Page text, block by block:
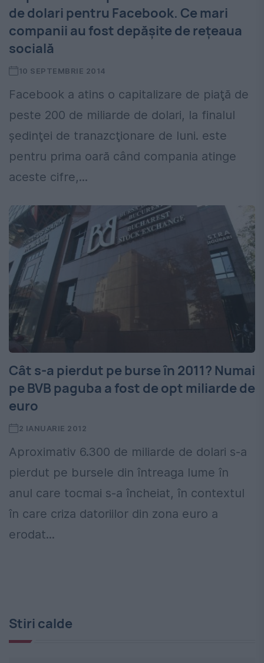
de dolari pentru Facebook. Ce mari
companii au fost depăşite de reţeaua
socială
10 SEPTEMBRIE 2014
Facebook a atins o capitalizare de piaţă de
peste 200 de miliarde de dolari, la finalul
şedinţei de tranazcţionare de luni. este
pentru prima oară când compania atinge
aceste cifre,...
Cât s-a pierdut pe burse în 2011? Numai
pe BVB paguba a fost de opt miliarde de
euro
2 IANUARIE 2012
Aproximativ 6.300 de miliarde de dolari s-a
pierdut pe bursele din întreaga lume în
anul care tocmai s-a încheiat, în contextul
în care criza datoriilor din zona euro a
erodat...
Stiri calde